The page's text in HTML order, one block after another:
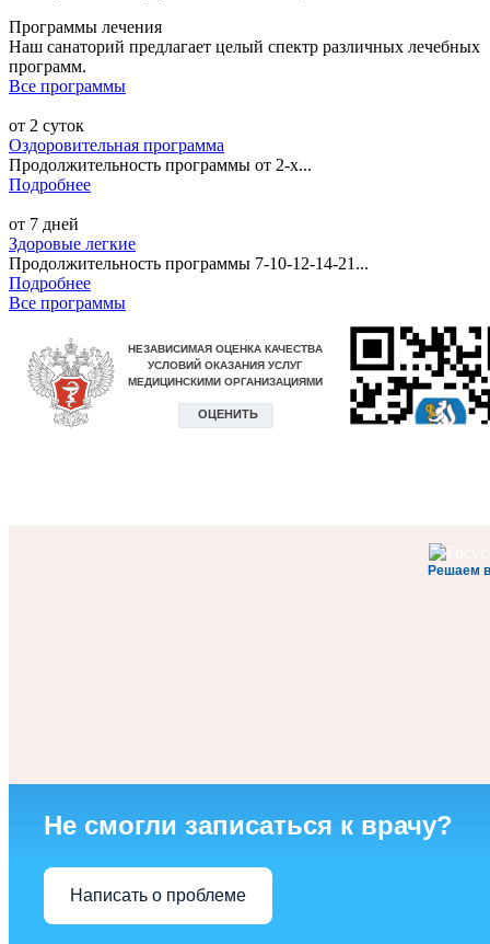
Программы лечения
Наш санаторий предлагает целый спектр различных лечебных
программ.
Все программы
от 2 суток
Оздоровительная программа
Продолжительность программы от 2-х...
Подробнее
от 7 дней
Здоровые легкие
Продолжительность программы 7-10-12-14-21...
Подробнее
Все программы
Решаем
Не смогли записаться к врачу?
Написать о проблеме